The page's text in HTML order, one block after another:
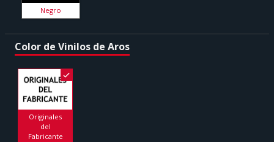
Negro
Color de Vinilos de Aros
Originales
del
Fabricante